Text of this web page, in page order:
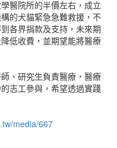
醫院所的半價左右，成立
的犬貓緊急急難救援，不
各界捐款及支持，未來期
低收費，並期望能將醫療
、研究生負責醫療，醫療
志工參與，希望透過實踐
media/667